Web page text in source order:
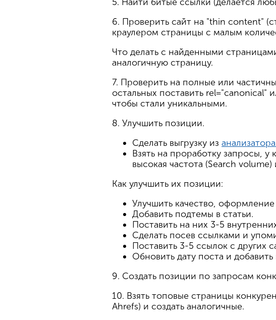
5. Найти битые ссылки (делается
6. Проверить сайт на "thin content"
краулером страницы с малым
Что делать с найденными
аналогичную страницу.
7. Проверить на полные или
остальных поставить rel="canonical"
чтобы стали уникальными.
8. Улучшить позиции.
Сделать выгрузку из
Взять на проработку запросы,
высокая частота (Search
Как улучшить их позиции:
Улучшить качество,
Добавить подтемы в статьи.
Поставить на них 3-5
Сделать посев ссылками и
Поставить 3-5 ссылок с других
Обновить дату поста и
9. Создать позиции по запросам
10. Взять топовые страницы
Ahrefs) и создать аналогичные.